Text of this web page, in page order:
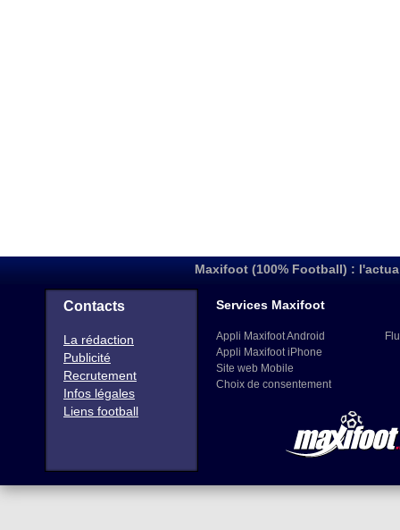
Maxifoot (100% Football) :
Contacts
La rédaction
Publicité
Recrutement
Infos légales
Liens football
Services Maxifoot
Appli Maxifoot Android
Appli Maxifoot iPhone
Site web Mobile
Choix de consentement